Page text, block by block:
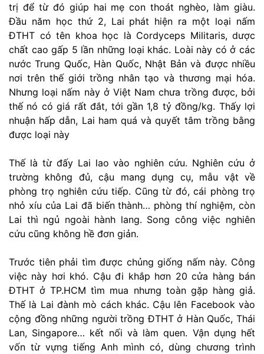
trị để từ đó giúp hai mẹ con thoát nghèo, làm giàu.
Đầu năm học thứ 2, Lai phát hiện ra một loại nấm
ĐTHT có tên khoa học là Cordyceps Militaris, dược
chất cao gấp 5 lần những loại khác. Loài này có ở các
nước Trung Quốc, Hàn Quốc, Nhật Bản và được nhiều
nơi trên thế giới trồng nhân tạo và thương mại hóa.
Nhưng loại nấm này ở Việt Nam chưa trồng được, bởi
thế nó có giá rất đắt, tới gần 1,8 tỷ đồng/kg. Thấy lợi
nhuận hấp dẫn, Lai ham quá và quyết tâm trồng bằng
được loại này
Thế là từ đấy Lai lao vào nghiên cứu. Nghiên cứu ở
trường không đủ, cậu mang dụng cụ, mẫu vật về
phòng trọ nghiên cứu tiếp. Cũng từ đó, cái phòng trọ
nhỏ xíu của Lai đã biến thành… phòng thí nghiệm, còn
Lai thì ngủ ngoài hành lang. Song công việc nghiên
cứu cũng không hề đơn giản.
Trước tiên phải tìm được chủng giống nấm này. Công
việc này hơi khó. Cậu đi khắp hơn 20 cửa hàng bán
ĐTHT ở TP.HCM tìm mua nhưng toàn gặp hàng giả.
Thế là Lai đành mò cách khác. Cậu lên Facebook vào
cộng đồng những người trồng ĐTHT ở Hàn Quốc, Thái
Lan, Singapore… kết nối và làm quen. Vận dụng hết
vốn từ vựng tiếng Anh mình có, dùng chương trình